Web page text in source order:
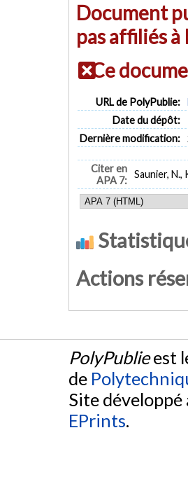
Document
pas affiliés
Ce
URL de PolyPublie:
Date du dépôt:
Dernière modification:
Citer en
APA 7:
Saunier, N.,
Actions
PolyPublieest
de
Site
EPrints.